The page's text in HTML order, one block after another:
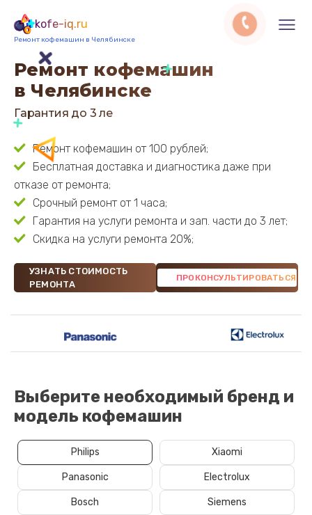
kofe-iq.ru
Ремонт кофемашин в Челябинске
Ремонт кофемашин
в Челябинске
Гарантия до 3 лет
Ремонт кофемашин от 100 рублей;
Бесплатная доставка и диагностика даже при
отказе от ремонта;
Срочный ремонт от 1 часа;
Гарантия на услуги ремонта и зап. части до 3 лет;
Скидка на услуги ремонта 20%;
УЗНАТЬ СТОИМОСТЬ
РЕМОНТА
Выберите необходимый бренд и
модель кофемашин
Philips Xiaomi
Panasonic Electrolux
Bosch Siemens